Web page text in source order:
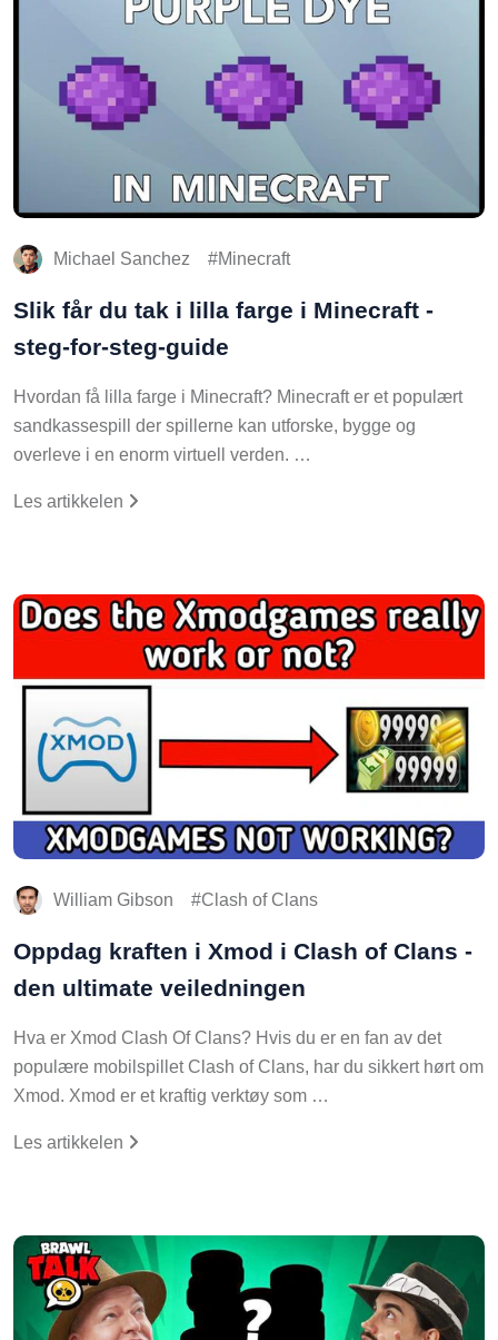
Michael Sanchez Minecraft
Slik får du tak i lilla farge i Minecraft -
steg-for-steg-guide
Hvordan få lilla farge i Minecraft? Minecraft er et populært
sandkassespill der spillerne kan utforske, bygge og
overleve i en enorm virtuell verden. …
Les artikkelen
William Gibson Clash of Clans
Oppdag kraften i Xmod i Clash of Clans -
den ultimate veiledningen
Hva er Xmod Clash Of Clans? Hvis du er en fan av det
populære mobilspillet Clash of Clans, har du sikkert hørt om
Xmod. Xmod er et kraftig verktøy som …
Les artikkelen